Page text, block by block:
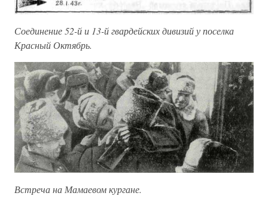
Соединение 52-й и 13-й гвардейских дивизий у поселка
Красный Октябрь.
Встреча на Мамаевом кургане.